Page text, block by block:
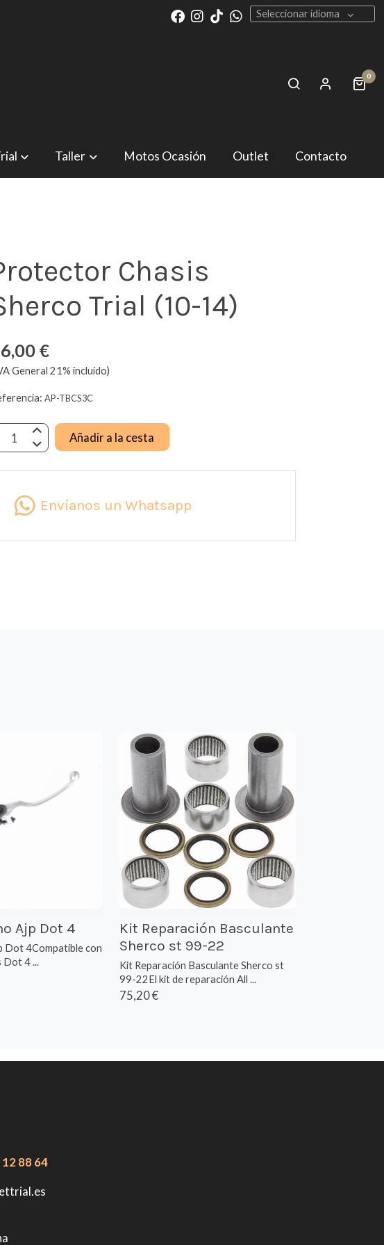
Seleccionar idioma
0
Taller Motos Ocasión Outlet Contacto
Chasis
Trial (10-14)
€
General 21% incluido)
AP-TBCS3C
Añadir a la cesta
Envíanos un Whatsapp
Ajp Dot 4
Dot 4Compatible con
4 ...
Kit Reparación Basculante
Sherco st 99-22
Kit Reparación Basculante Sherco st
99-22El kit de reparación All ...
75,20 €
88 64